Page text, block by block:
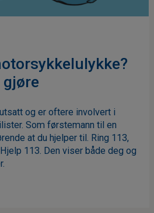
gjøre
og er oftere involvert i
Som førstemann til en
at du hjelper til. Ring 113,
113. Den viser både deg og